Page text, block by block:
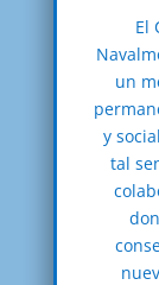
El
un
y
tal